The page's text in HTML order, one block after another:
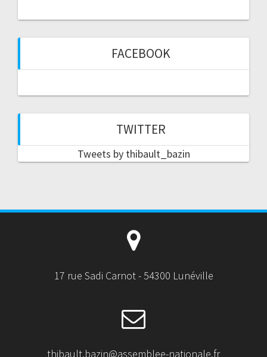
FACEBOOK
TWITTER
Tweets by thibault_bazin
17 rue Sadi Carnot - 54300 Lunéville
thibault.bazin@assemblee-nationale.fr